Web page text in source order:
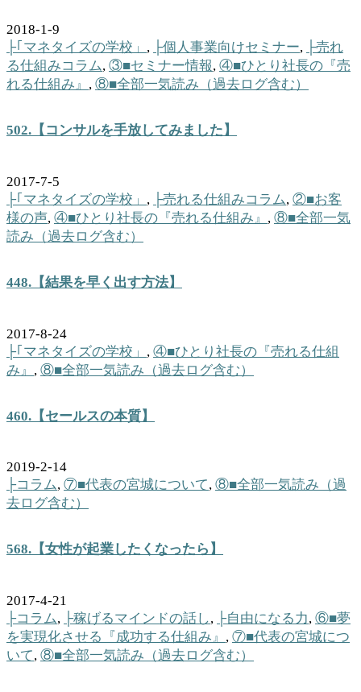
2018-1-9
├｢マネタイズの学校」 , ├個人事業向けセミナー, ├売れ
る仕組みコラム, ③■セミナー情報, ④■ひとり社長の『売
れる仕組み』 , ⑧■全部一気読み（過去ログ含む）
502.【コンサルを手放してみました】
2017-7-5
├｢マネタイズの学校」 , ├売れる仕組みコラム, ②■お客
様の声, ④■ひとり社長の『売れる仕組み』 , ⑧■全部一気
読み（過去ログ含む）
448.【結果を早く出す方法】
2017-8-24
├｢マネタイズの学校」 , ④■ひとり社長の『売れる仕組
み』 , ⑧■全部一気読み（過去ログ含む）
460.【セールスの本質】
2019-2-14
├コラム, ⑦■代表の宮城について, ⑧■全部一気読み（過
去ログ含む）
568.【女性が起業したくなったら】
2017-4-21
├コラム, ├稼げるマインドの話し, ├自由になる力, ⑥■夢
を実現化させる『成功する仕組み』 , ⑦■代表の宮城につ
いて, ⑧■全部一気読み（過去ログ含む）